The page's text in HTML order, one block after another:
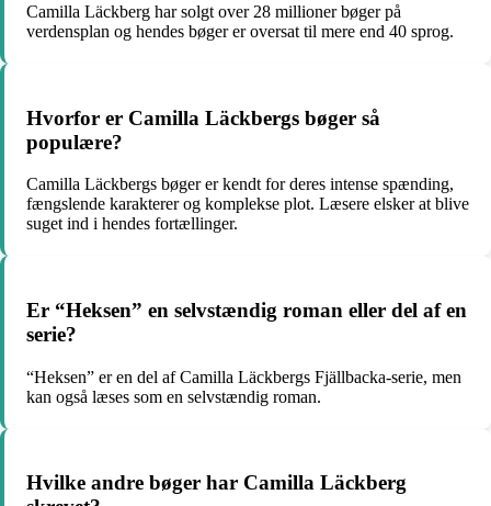
Camilla Läckberg har solgt over 28 millioner bøger på
verdensplan og hendes bøger er oversat til mere end 40 sprog.
Hvorfor er Camilla Läckbergs bøger så
populære?
Camilla Läckbergs bøger er kendt for deres intense spænding,
fængslende karakterer og komplekse plot. Læsere elsker at blive
suget ind i hendes fortællinger.
Er “Heksen” en selvstændig roman eller del af en
serie?
“Heksen” er en del af Camilla Läckbergs Fjällbacka-serie, men
kan også læses som en selvstændig roman.
Hvilke andre bøger har Camilla Läckberg